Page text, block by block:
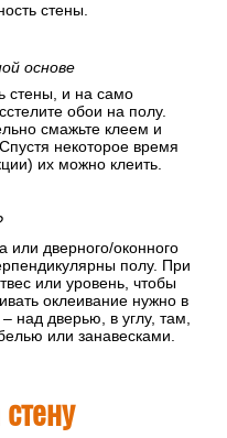
стены.
основе
стены, и на само
обои на полу.
смажьте клеем и
некоторое время
их можно клеить.
или дверного/оконного
полу. При
или уровень, чтобы
оклеивание нужно в
над дверью, в углу, там,
или занавесками.